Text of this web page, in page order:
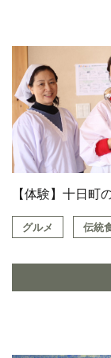
【体験】十日町
グルメ 伝統